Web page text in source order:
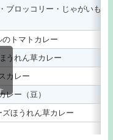
ブロッコリー・じゃがいも・
トマトカレー
うれん草カレー
カレー
レー（豆）
ほうれん草カレー